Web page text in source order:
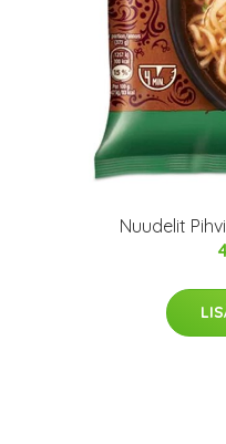
Nuudelit